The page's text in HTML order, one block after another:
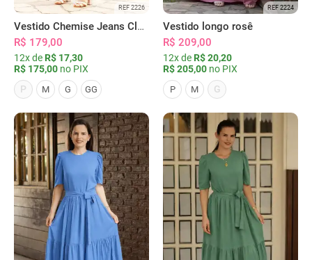
REF 2226
Vestido Chemise Jeans Clássica Serena
R$ 179,00
12x de R$ 17,30
R$ 175,00 no PIX
P
M G GG
REF 2224
Vestido longo rosê
R$ 209,00
12x de R$ 20,20
R$ 205,00 no PIX
P M G